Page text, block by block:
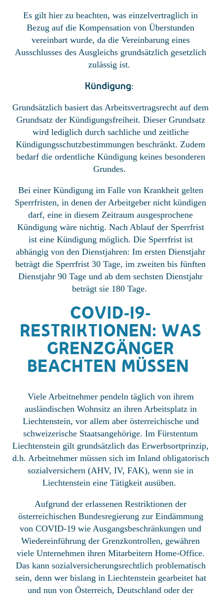
Es gilt hier zu beachten, was einzelvertraglich in
Bezug auf die Kompensation von Überstunden
vereinbart wurde, da die Vereinbarung eines
Ausschlusses des Ausgleichs grundsätzlich gesetzlich
zulässig ist.
Kündigung:
Grundsätzlich basiert das Arbeitsvertragsrecht auf dem
Grundsatz der Kündigungsfreiheit. Dieser Grundsatz
wird lediglich durch sachliche und zeitliche
Kündigungsschutzbestimmungen beschränkt. Zudem
bedarf die ordentliche Kündigung keines besonderen
Grundes.
Bei einer Kündigung im Falle von Krankheit gelten
Sperrfristen, in denen der Arbeitgeber nicht kündigen
darf, eine in diesem Zeitraum ausgesprochene
Kündigung wäre nichtig. Nach Ablauf der Sperrfrist
ist eine Kündigung möglich. Die Sperrfrist ist
abhängig von den Dienstjahren: Im ersten Dienstjahr
beträgt die Sperrfrist 30 Tage, im zweiten bis fünften
Dienstjahr 90 Tage und ab dem sechsten Dienstjahr
beträgt sie 180 Tage.
COVID-19-
RESTRIKTIONEN: WAS
GRENZGÄNGER
BEACHTEN MÜSSEN
Viele Arbeitnehmer pendeln täglich von ihrem
ausländischen Wohnsitz an ihren Arbeitsplatz in
Liechtenstein, vor allem aber österreichische und
schweizerische Staatsangehörige. Im Fürstentum
Liechtenstein gilt grundsätzlich das Erwerbsortprinzip,
d.h. Arbeitnehmer müssen sich im Inland obligatorisch
sozialversichern (AHV, IV, FAK), wenn sie in
Liechtenstein eine Tätigkeit ausüben.
Aufgrund der erlassenen Restriktionen der
österreichischen Bundesregierung zur Eindämmung
von COVID-19 wie Ausgangsbeschränkungen und
Wiedereinführung der Grenzkontrollen, gewähren
viele Unternehmen ihren Mitarbeitern Home-Office.
Das kann sozialversicherungsrechtlich problematisch
sein, denn wer bislang in Liechtenstein gearbeitet hat
und nun von Österreich, Deutschland oder der